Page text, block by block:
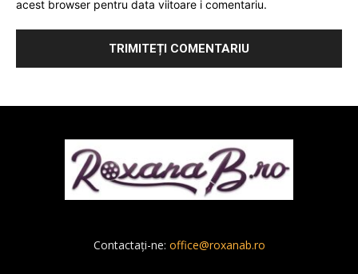
acest browser pentru data viitoare i comentariu.
Contactați-ne: office@roxanab.ro